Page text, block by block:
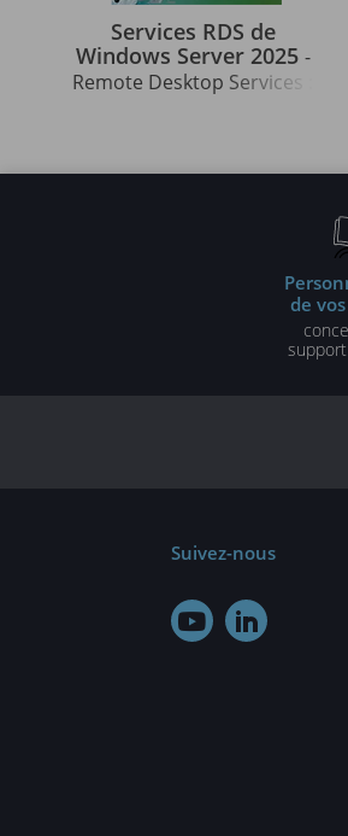
Services RDS de
Windows Server 2025 -
Remote Desktop Services :
de
Suivez-nous
 